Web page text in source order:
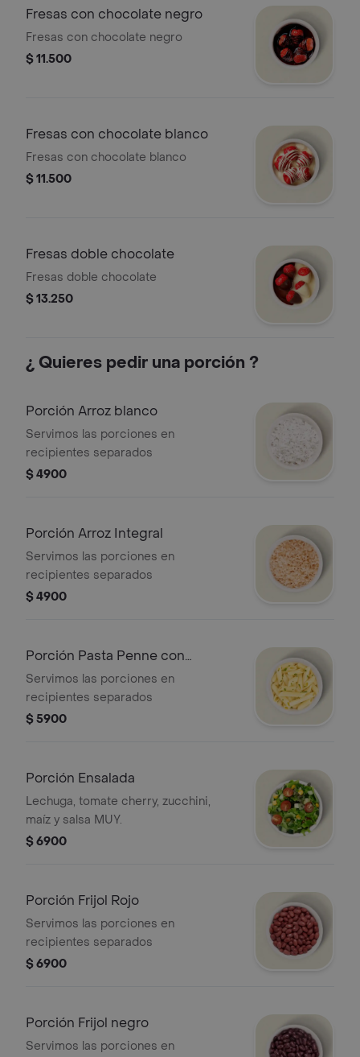
Fresas con chocolate negro
Fresas con chocolate negro
$ 11.500
Fresas con chocolate blanco
Fresas con chocolate blanco
$ 11.500
Fresas doble chocolate
Fresas doble chocolate
$ 13.250
¿ Quieres pedir una porción ?
Porción Arroz blanco
Servimos las porciones en
recipientes separados
$ 4900
Porción Arroz Integral
Servimos las porciones en
recipientes separados
$ 4900
Porción Pasta Penne con
mayonesa (fría)
Servimos las porciones en
recipientes separados
$ 5900
Porción Ensalada
Lechuga, tomate cherry, zucchini,
maíz y salsa MUY.
$ 6900
Porción Frijol Rojo
Servimos las porciones en
recipientes separados
$ 6900
Porción Frijol negro
Servimos las porciones en